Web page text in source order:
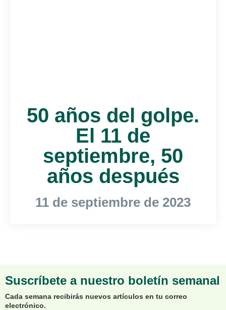
50 años del golpe.
El 11 de
septiembre, 50
años después
11 de septiembre de 2023
Suscríbete a nuestro boletín semanal
Cada semana recibirás nuevos artículos en tu correo
electrónico.